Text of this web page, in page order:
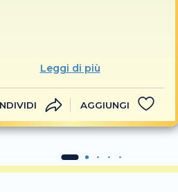
Leggi di più
AGGIUNGI